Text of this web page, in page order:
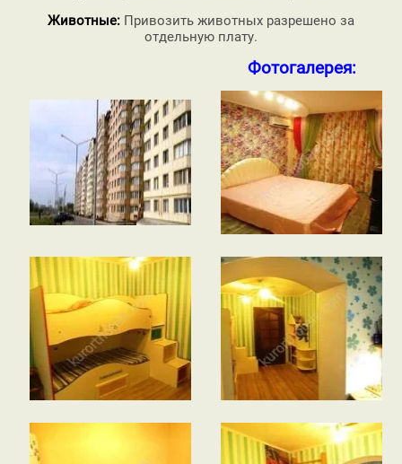
Животные: Привозить животных разрешено за
отдельную плату.
Фотогалерея: